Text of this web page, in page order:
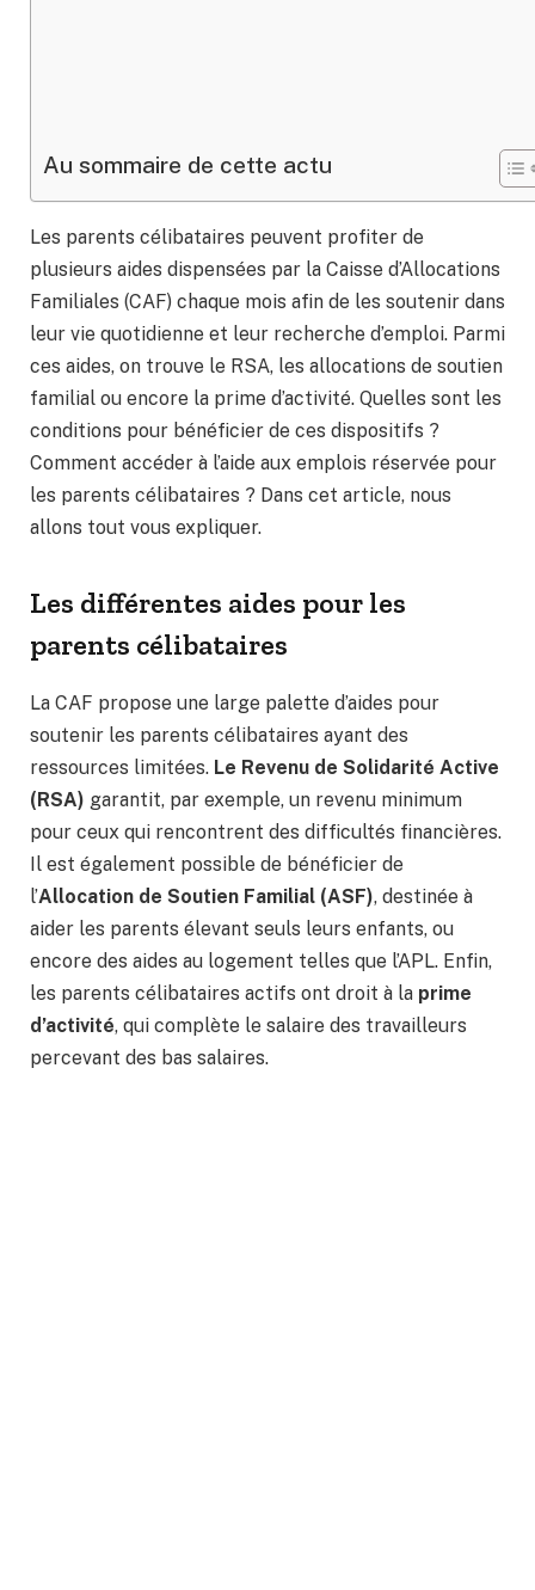
Au sommaire de cette actu
Les parents célibataires peuvent profiter de
plusieurs aides dispensées par la Caisse d’Allocations
Familiales (CAF) chaque mois afin de les soutenir dans
leur vie quotidienne et leur recherche d’emploi. Parmi
ces aides, on trouve le RSA, les allocations de soutien
familial ou encore la prime d’activité. Quelles sont les
conditions pour bénéficier de ces dispositifs ?
Comment accéder à l’aide aux emplois réservée pour
les parents célibataires ? Dans cet article, nous
allons tout vous expliquer.
Les différentes aides pour les
parents célibataires
La CAF propose une large palette d’aides pour
soutenir les parents célibataires ayant des
ressources limitées. Le Revenu de Solidarité Active
(RSA) garantit, par exemple, un revenu minimum
pour ceux qui rencontrent des difficultés financières.
Il est également possible de bénéficier de
l’Allocation de Soutien Familial (ASF), destinée à
aider les parents élevant seuls leurs enfants, ou
encore des aides au logement telles que l’APL. Enfin,
les parents célibataires actifs ont droit à la prime
d’activité, qui complète le salaire des travailleurs
percevant des bas salaires.